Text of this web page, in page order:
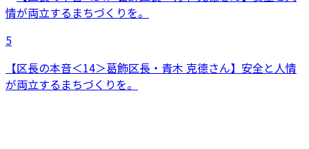
5
【区長の本音＜14＞葛飾区長・青木 克德さん】安全と人情
が両立するまちづくりを。